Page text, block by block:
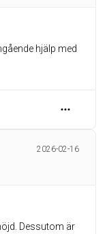
hjälp med
2026-02-16
Dessutom är